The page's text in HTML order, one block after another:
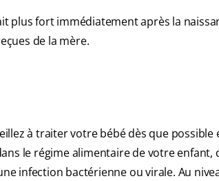
plus fort immédiatement après la
de la mère.
à traiter votre bébé dès que possible
le régime alimentaire de votre enfant,
infection bactérienne ou virale. Au